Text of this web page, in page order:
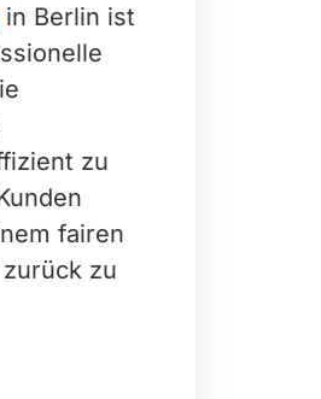
in Berlin ist
zu
fairen
zu